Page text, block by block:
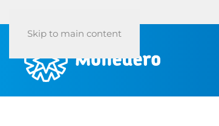
Skip to main content